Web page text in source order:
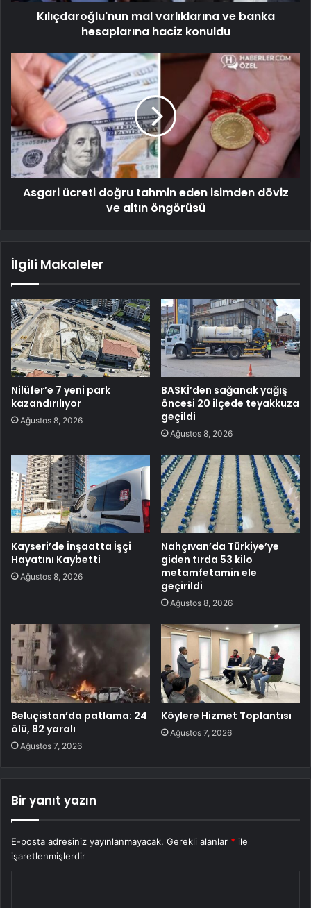
Kılıçdaroğlu'nun mal varlıklarına ve banka
hesaplarına haciz konuldu
Asgari ücreti doğru tahmin eden isimden döviz
ve altın öngörüsü
İlgili Makaleler
Nilüfer’e 7 yeni park
kazandırılıyor
Ağustos 8, 2026
BASKİ’den sağanak yağış
öncesi 20 ilçede teyakkuza
geçildi
Ağustos 8, 2026
Kayseri’de İnşaatta İşçi
Hayatını Kaybetti
Ağustos 8, 2026
Nahçıvan’da Türkiye’ye
giden tırda 53 kilo
metamfetamin ele
geçirildi
Ağustos 8, 2026
Beluçistan’da patlama: 24
ölü, 82 yaralı
Ağustos 7, 2026
Köylere Hizmet Toplantısı
Ağustos 7, 2026
Bir yanıt yazın
E-posta adresiniz yayınlanmayacak. Gerekli alanlar * ile
işaretlenmişlerdir